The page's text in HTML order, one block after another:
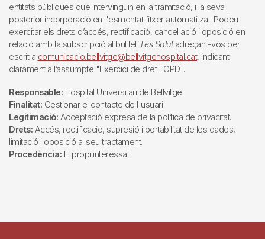
entitats públiques que intervinguin en la tramitació, i la seva
posterior incorporació en l'esmentat fitxer automatitzat. Podeu
exercitar els drets d’accés, rectificació, cancel·lació i oposició en
relació amb la subscripció al butlletí Fes Salutadreçant-vos per
escrit a comunicacio.bellvitge@bellvitgehospital.cat, indicant
clarament a l’assumpte "Exercici de dret LOPD".
Responsable: Hospital Universitari de Bellvitge.
Finalitat: Gestionar el contacte de l'usuari
Legitimació: Acceptació expresa de la política de privacitat.
Drets: Accés, rectificació, supresió i portabilitat de les dades,
limitació i oposició al seu tractament.
Procedència: El propi interessat.